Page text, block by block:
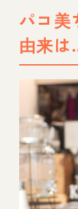
物たち
パコ美
由来